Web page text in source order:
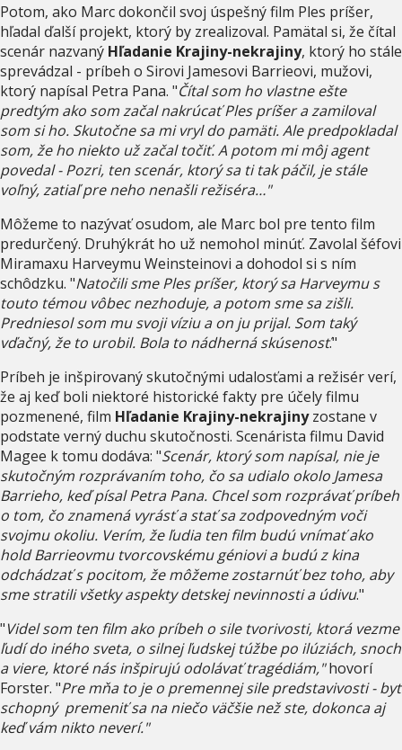
Potom, ako Marc dokončil svoj úspešný film Ples príšer,
hľadal ďalší projekt, ktorý by zrealizoval. Pamätal si, že čítal
scenár nazvaný Hľadanie Krajiny-nekrajiny, ktorý ho stále
sprevádzal - príbeh o Sirovi Jamesovi Barrieovi, mužovi,
ktorý napísal Petra Pana. "Čítal som ho vlastne ešte
predtým ako som začal nakrúcať Ples príšer a zamiloval
som si ho. Skutočne sa mi vryl do pamäti. Ale predpokladal
som, že ho niekto už začal točiť. A potom mi môj agent
povedal - Pozri, ten scenár, ktorý sa ti tak páčil, je stále
voľný, zatiaľ pre neho nenašli režiséra…"
Môžeme to nazývať osudom, ale Marc bol pre tento film
predurčený. Druhýkrát ho už nemohol minúť. Zavolal šéfovi
Miramaxu Harveymu Weinsteinovi a dohodol si s ním
schôdzku. "Natočili sme Ples príšer, ktorý sa Harveymu s
touto témou vôbec nezhoduje, a potom sme sa zišli.
Predniesol som mu svoji víziu a on ju prijal. Som taký
vďačný, že to urobil. Bola to nádherná skúsenosť."
Príbeh je inšpirovaný skutočnými udalosťami a režisér verí,
že aj keď boli niektoré historické fakty pre účely filmu
pozmenené, film Hľadanie Krajiny-nekrajinyzostane v
podstate verný duchu skutočnosti. Scenárista filmu David
Magee k tomu dodáva: "Scenár, ktorý som napísal, nie je
skutočným rozprávaním toho, čo sa udialo okolo Jamesa
Barrieho, keď písal Petra Pana. Chcel som rozprávať príbeh
o tom, čo znamená vyrásť a stať sa zodpovedným voči
svojmu okoliu. Verím, že ľudia ten film budú vnímať ako
hold Barrieovmu tvorcovskému géniovi a budú z kina
odchádzať s pocitom, že môžeme zostarnúť bez toho, aby
sme stratili všetky aspekty detskej nevinnosti a údivu."
"Videl som ten film ako príbeh o sile tvorivosti, ktorá vezme
ľudí do iného sveta, o silnej ľudskej túžbe po ilúziách, snoch
a viere, ktoré nás inšpirujú odolávať tragédiám,"hovorí
Forster. "Pre mňa to je o premennej sile predstavivosti - byť
schopný premeniť sa na niečo väčšie než ste, dokonca aj
keď vám nikto neverí."